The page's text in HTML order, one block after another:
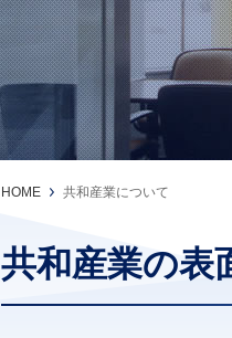
HOME 共和産業について
共和産業の表